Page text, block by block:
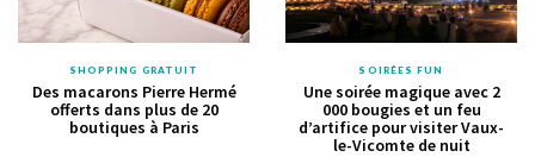
SHOPPING GRATUIT
Des macarons Pierre Hermé
offerts dans plus de 20
boutiques à Paris
SOIRÉES FUN
Une soirée magique avec 2
000 bougies et un feu
d’artifice pour visiter Vaux-
le-Vicomte de nuit